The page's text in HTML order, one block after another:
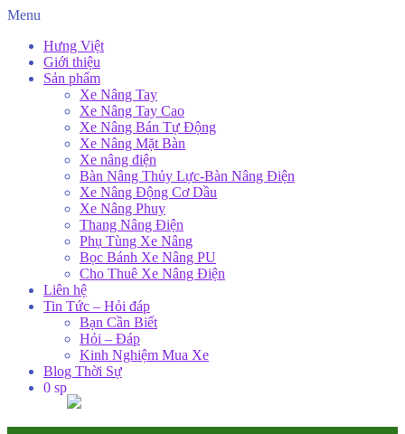
Menu
Hưng Việt
Giới thiệu
Sản phẩm
Xe Nâng Tay
Xe Nâng Tay Cao
Xe Nâng Bán Tự Động
Xe Nâng Mặt Bàn
Xe nâng điện
Bàn Nâng Thủy Lực-Bàn Nâng Điện
Xe Nâng Động Cơ Dầu
Xe Nâng Phuy
Thang Nâng Điện
Phụ Tùng Xe Nâng
Bọc Bánh Xe Nâng PU
Cho Thuê Xe Nâng Điện
Liên hệ
Tin Tức – Hỏi đáp
Bạn Cần Biết
Hỏi – Đáp
Kinh Nghiệm Mua Xe
Blog Thời Sự
0 sp